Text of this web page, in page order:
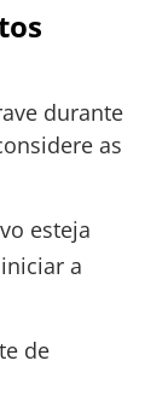
durante
as
esteja
a
de